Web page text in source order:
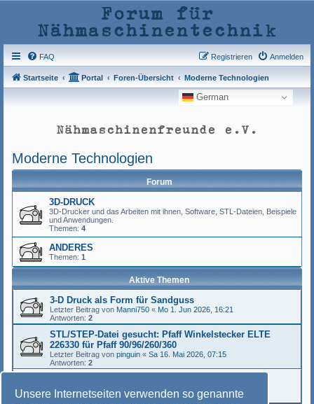
Unsere Internetseiten verwenden so genannte
Forum für
Nähmaschinentechnik
FAQ Anmelden
Registrieren
Startseite Portal Foren-Übersicht Moderne Technologien
German
Nähmaschinenfreunde e.V.
Moderne Technologien
Forum
3D-DRUCK
3D-Drucker und das Arbeiten mit ihnen, Software, STL-Dateien, Beispiele
und Anwendungen.
Themen: 4
ANDERES
Themen: 1
Aktive Themen
3-D Druck als Form für Sandguss
Letzter Beitrag von Manni750 « Mo 1. Jun 2026, 16:21
Antworten: 2
STL/STEP-Datei gesucht: Pfaff Winkelstecker ELTE
226330 für Pfaff 90/96/260/360
Letzter Beitrag von pinguin « Sa 16. Mai 2026, 07:15
Antworten: 2
Letzter Beitrag von «
Do 7. Mai 2026, 20:47
Antworten:6